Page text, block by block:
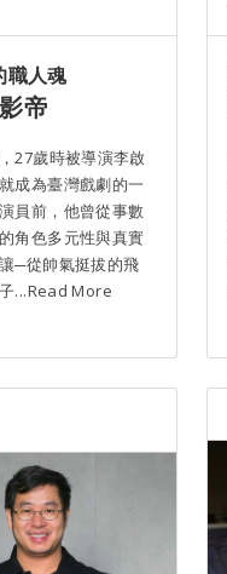
職人魂
帝
27歲時被導演李啟
成為臺灣戲劇的一
員前，他曾從事數
角色多元性與真實
─從帥氣挺拔的飛
...Read More